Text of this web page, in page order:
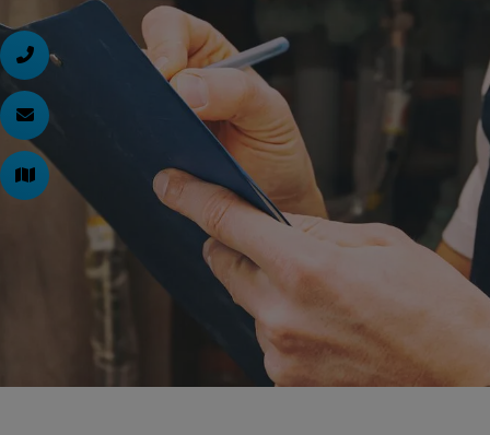
schließen
und schließen
schließen